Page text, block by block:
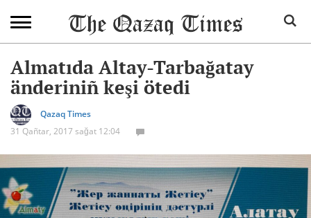
Almatıda Altay-Tarbağatay
änderiniñ keşi ötedi
Qazaq Times
31 Qañtar, 2017 sağat 12:04